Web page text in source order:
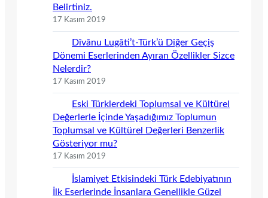
Belirtiniz.
17 Kasım 2019
Dîvânu Lugâti’t-Türk’ü Diğer Geçiş
Dönemi Eserlerinden Ayıran Özellikler Sizce
Nelerdir?
17 Kasım 2019
Eski Türklerdeki Toplumsal ve Kültürel
Değerlerle İçinde Yaşadığımız Toplumun
Toplumsal ve Kültürel Değerleri Benzerlik
Gösteriyor mu?
17 Kasım 2019
İslamiyet Etkisindeki Türk Edebiyatının
İlk Eserlerinde İnsanlara Genellikle Güzel